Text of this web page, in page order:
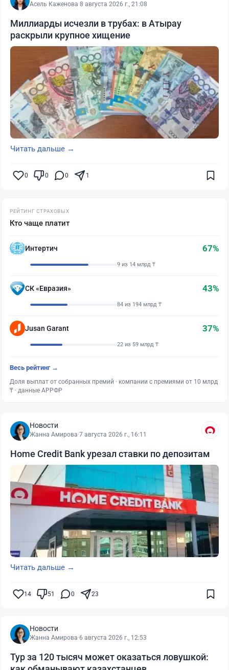
Асель Каженова·8 августа 2026 г., 21:08
Миллиарды исчезли в трубах: в Атырау
раскрыли крупное хищение
Читать дальше →
0 0 0 1
РЕЙТИНГ СТРАХОВЫХ
Кто чаще платит
Интертич 67%
9 из 14 млрд ₸
СК «Евразия» 43%
84 из 194 млрд ₸
Jusan Garant 37%
22 из 59 млрд ₸
Весь рейтинг →
Доля выплат от собранных премий · компании с премиями от 10 млрд
₸ · данные АРРФР
Новости
Жанна Амирова·7 августа 2026 г., 16:11
Home Credit Bank урезал ставки по депозитам
Читать дальше →
14 51 0 23
Новости
Жанна Амирова·6 августа 2026 г., 12:53
Тур за 120 тысяч может оказаться ловушкой: